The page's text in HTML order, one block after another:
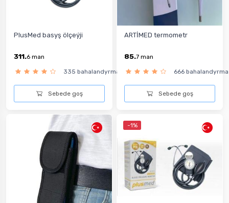
PlusMed basyş ölçeýji
311.6 man
335 bahalandyrma
Sebede goş
ARTİMED termometr
85.7 man
666 bahalandyrma
Sebede goş
-1%